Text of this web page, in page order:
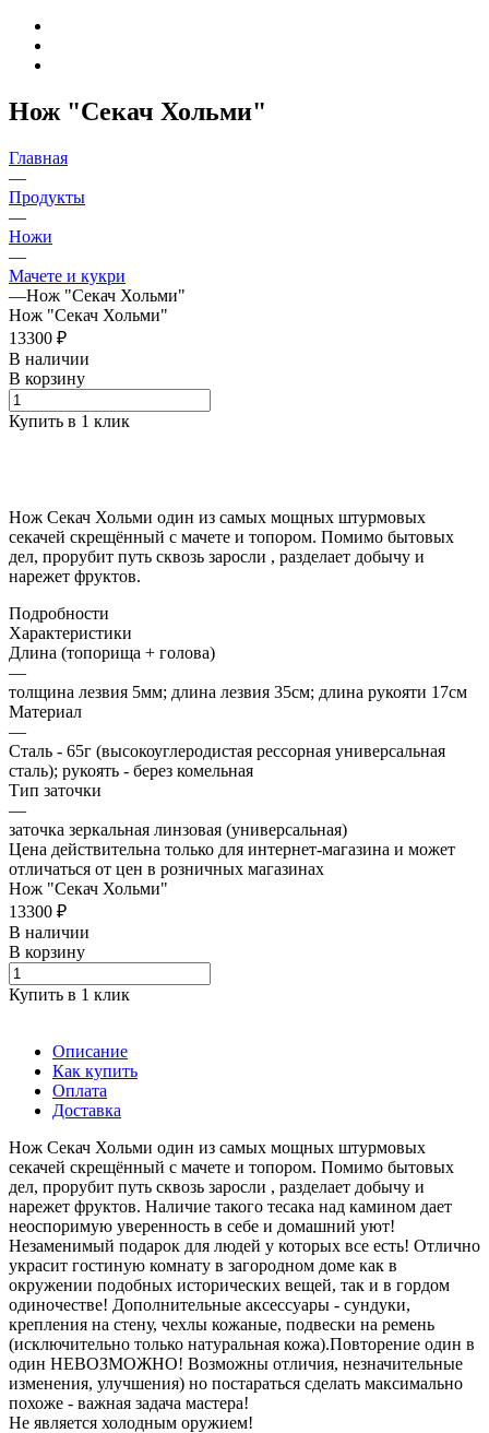
Нож "Секач Хольми"
Главная
—
Продукты
—
Ножи
—
Мачете и кукри
—Нож "Секач Хольми"
Нож "Секач Хольми"
13300 ₽
В наличии
В корзину
Купить в 1 клик
Нож Секач Хольми один из самых мощных штурмовых
секачей скрещённый с мачете и топором. Помимо бытовых
дел, прорубит путь сквозь заросли , разделает добычу и
нарежет фруктов.
Подробности
Характеристики
Длина (топорища + голова)
—
толщина лезвия 5мм; длина лезвия 35см; длина рукояти 17см
Материал
—
Сталь - 65г (высокоуглеродистая рессорная универсальная
сталь); рукоять - берез комельная
Тип заточки
—
заточка зеркальная линзовая (универсальная)
Цена действительна только для интернет-магазина и может
отличаться от цен в розничных магазинах
Нож "Секач Хольми"
13300 ₽
В наличии
В корзину
Купить в 1 клик
Описание
Как купить
Оплата
Доставка
Нож Секач Хольми один из самых мощных штурмовых
секачей скрещённый с мачете и топором. Помимо бытовых
дел, прорубит путь сквозь заросли , разделает добычу и
нарежет фруктов. Наличие такого тесака над камином дает
неоспоримую уверенность в себе и домашний уют!
Незаменимый подарок для людей у которых все есть! Отлично
украсит гостиную комнату в загородном доме как в
окружении подобных исторических вещей, так и в гордом
одиночестве! Дополнительные аксессуары - сундуки,
крепления на стену, чехлы кожаные, подвески на ремень
(исключительно только натуральная кожа).Повторение один в
один НЕВОЗМОЖНО! Возможны отличия, незначительные
изменения, улучшения) но постараться сделать максимально
похоже - важная задача мастера!
Не является холодным оружием!